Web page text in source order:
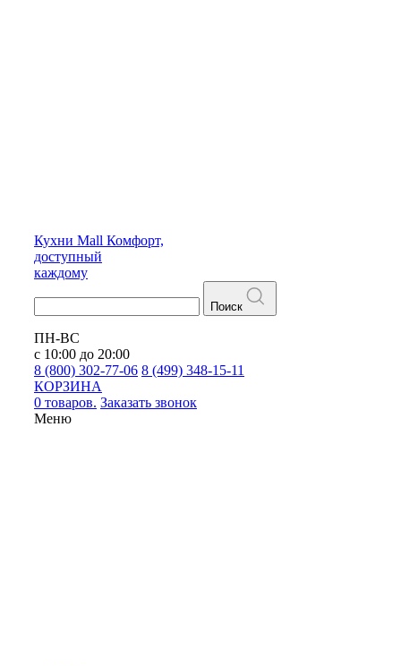
Кухни Mall Комфорт,
доступный
каждому
Поиск
ПН-ВС
с 10:00 до 20:00
8 (800) 302-77-06 8 (499) 348-15-11
КОРЗИНА
0 товаров. Заказать звонок
Меню